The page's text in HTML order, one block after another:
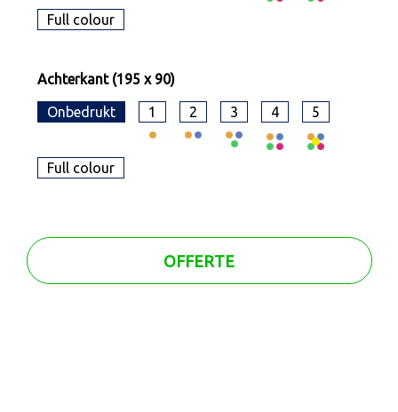
Full colour
Achterkant (195 x 90)
Onbedrukt 1 2 3 4 5
Full colour
OFFERTE